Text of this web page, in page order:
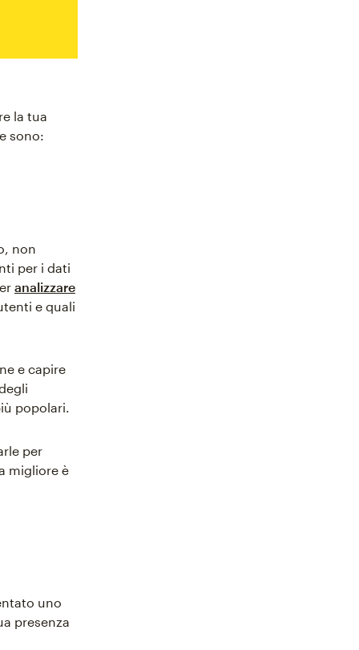
la tua
sono:
non
per i dati
analizzare
e quali
e capire
popolari.
per
migliore è
uno
presenza